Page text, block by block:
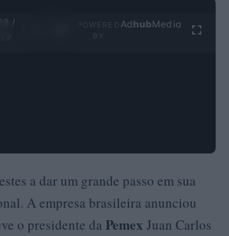
/
Ad hubMedia
a dar um grande passo em sua
A empresa brasileira anunciou
o presidente da Pemex Juan Carlos